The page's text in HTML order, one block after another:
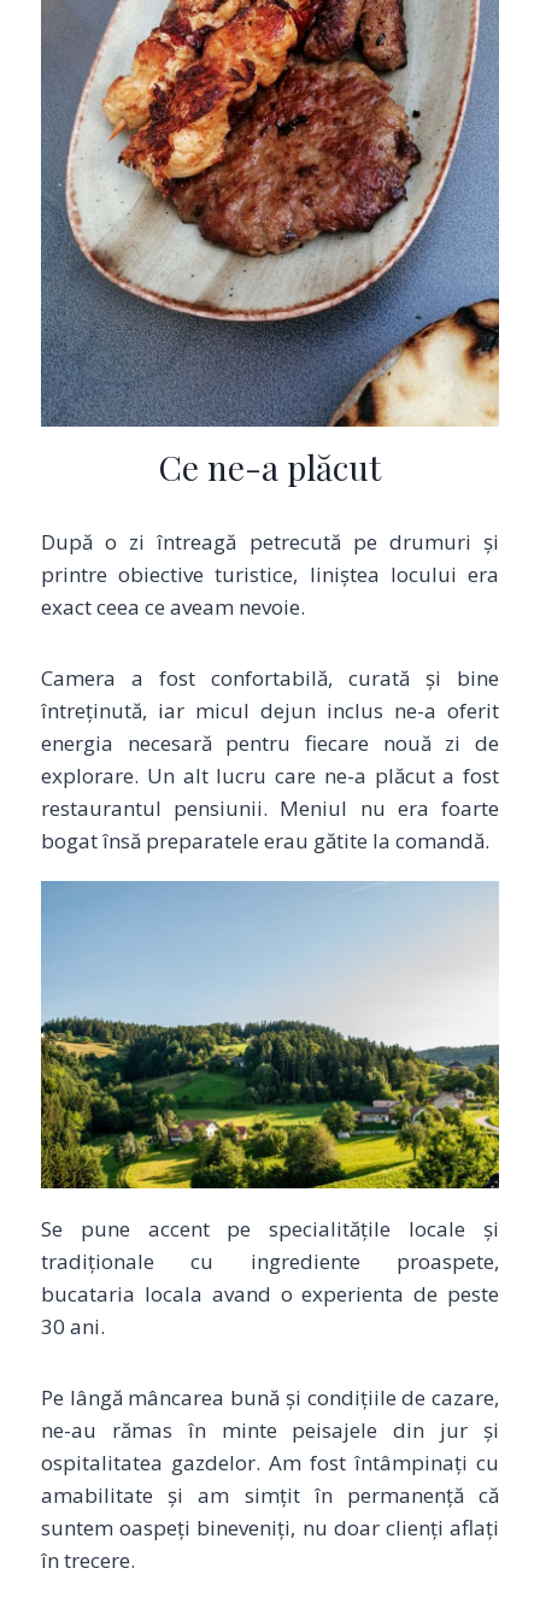
Ce ne-a plăcut
După o zi întreagă petrecută pe drumuri și
printre obiective turistice, liniștea locului era
exact ceea ce aveam nevoie.
Camera a fost confortabilă, curată și bine
întreținută, iar micul dejun inclus ne-a oferit
energia necesară pentru fiecare nouă zi de
explorare. Un alt lucru care ne-a plăcut a fost
restaurantul pensiunii. Meniul nu era foarte
bogat însă preparatele erau gătite la comandă.
Se pune accent pe specialitățile locale și
tradiționale cu ingrediente proaspete,
bucataria locala avand o experienta de peste
30 ani.
Pe lângă mâncarea bună și condițiile de cazare,
ne-au rămas în minte peisajele din jur și
ospitalitatea gazdelor. Am fost întâmpinați cu
amabilitate și am simțit în permanență că
suntem oaspeți bineveniți, nu doar clienți aflați
în trecere.